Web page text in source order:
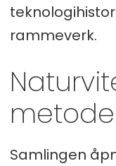
rammeverk.
Samlingen